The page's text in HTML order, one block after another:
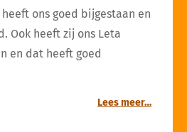
ons goed bijgestaan en
Ook heeft zij ons Leta
en dat heeft goed
Lees meer…